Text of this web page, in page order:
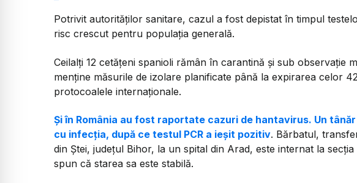
Potrivit autorităților sanitare, cazul a fost depistat în timpul
risc crescut pentru populația generală.
Ceilalți 12 cetățeni spanioli rămân în carantină și sub observație
menține măsurile de izolare planificate până la expirarea celor
protocoalele internaționale.
Și în România au fost raportate cazuri de hantavirus. Un
cu infecția, după ce testul PCR a ieșit pozitiv. Bărbatul,
din Ștei, județul Bihor, la un spital din Arad, este internat la
spun că starea sa este stabilă.